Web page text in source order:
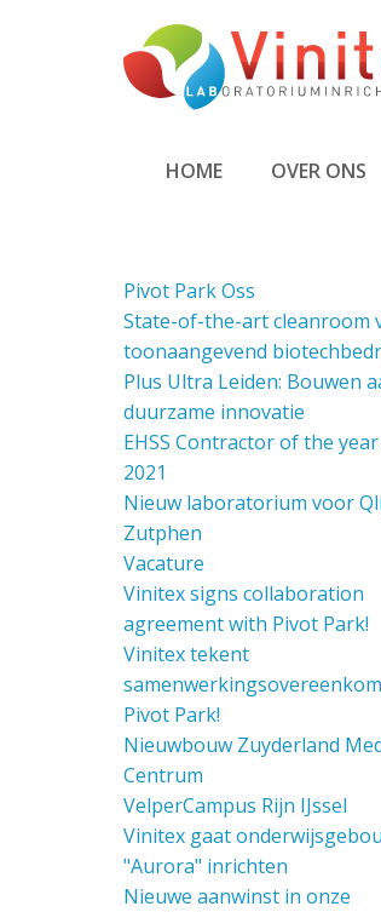
NAVIGATION
HOME OVER ONS
Pivot Park Oss
State-of-the-art cleanroom
toonaangevend
Plus Ultra Leiden: Bouwen
duurzame innovatie
EHSS Contractor of the
2021
Nieuw laboratorium voor
Zutphen
Vacature
Vinitex signs collaboration
agreement with Pivot Park!
Vinitex tekent
Pivot Park!
Nieuwbouw Zuyderland
Centrum
VelperCampus Rijn IJssel
Vinitex gaat
"Aurora" inrichten
Nieuwe aanwinst in onze